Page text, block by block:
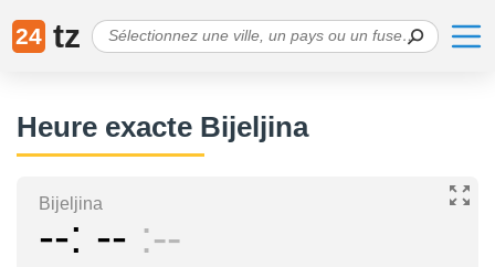
24 tz
Heure exacte Bijeljina
Bijeljina
-- -- --